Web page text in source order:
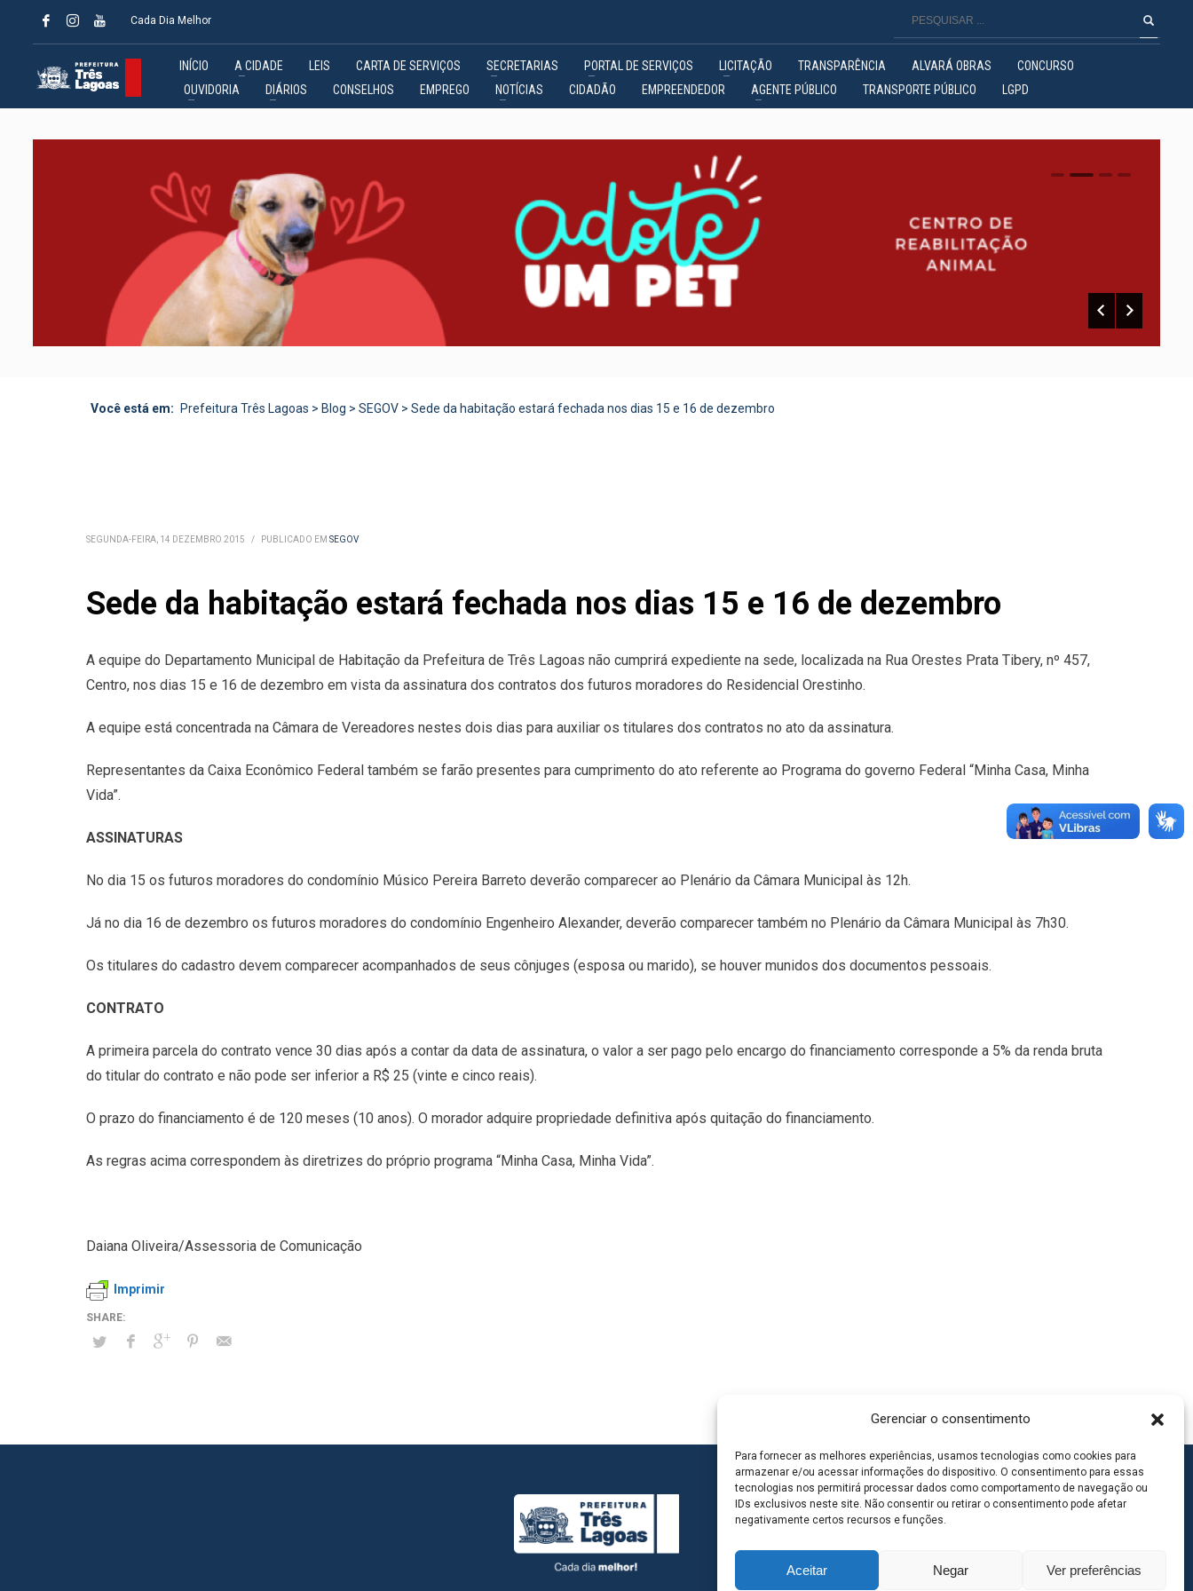
Gerenciar o consentimento
Para fornecer as melhores experiências, usamos tecnologias como cookies para
armazenar e/ou acessar informações do dispositivo. O consentimento para essas
tecnologias nos permitirá processar dados como comportamento de navegação ou
IDs exclusivos neste site. Não consentir ou retirar o consentimento pode afetar
negativamente certos recursos e funções.
Aceitar Negar Ver preferências
Cada Dia Melhor
INÍCIO A CIDADE LEIS CARTA DE SERVIÇOS SECRETARIAS PORTAL DE SERVIÇOS LICITAÇÃO TRANSPARÊNCIA ALVARÁ OBRAS
CONCURSO
OUVIDORIA
DIÁRIOS CONSELHOS EMPREGO NOTÍCIAS CIDADÃO EMPREENDEDOR AGENTE PÚBLICO TRANSPORTE PÚBLICO LGPD
0 1 2
Você está em: Prefeitura Três Lagoas > Blog > SEGOV > Sede da habitação estará fechada nos dias 15 e 16 de dezembro
SEGUNDA-FEIRA, 14 DEZEMBRO 2015 / PUBLICADO EM SEGOV
Sede da habitação estará fechada nos dias 15 e 16 de dezembro
A equipe do Departamento Municipal de Habitação da Prefeitura de Três Lagoas não cumprirá expediente na sede, localizada na Rua Orestes Prata Tibery, nº 457,
Centro, nos dias 15 e 16 de dezembro em vista da assinatura dos contratos dos futuros moradores do Residencial Orestinho.
A equipe está concentrada na Câmara de Vereadores nestes dois dias para auxiliar os titulares dos contratos no ato da assinatura.
Representantes da Caixa Econômico Federal também se farão presentes para cumprimento do ato referente ao Programa do governo Federal “Minha Casa, Minha
Vida”.
ASSINATURAS
No dia 15 os futuros moradores do condomínio Músico Pereira Barreto deverão comparecer ao Plenário da Câmara Municipal às 12h.
Já no dia 16 de dezembro os futuros moradores do condomínio Engenheiro Alexander, deverão comparecer também no Plenário da Câmara Municipal às 7h30.
Os titulares do cadastro devem comparecer acompanhados de seus cônjuges (esposa ou marido), se houver munidos dos documentos pessoais.
CONTRATO
A primeira parcela do contrato vence 30 dias após a contar da data de assinatura, o valor a ser pago pelo encargo do financiamento corresponde a 5% da renda bruta
do titular do contrato e não pode ser inferior a R$ 25 (vinte e cinco reais).
O prazo do financiamento é de 120 meses (10 anos). O morador adquire propriedade definitiva após quitação do financiamento.
As regras acima correspondem às diretrizes do próprio programa “Minha Casa, Minha Vida”.
Daiana Oliveira/Assessoria de Comunicação
Imprimir